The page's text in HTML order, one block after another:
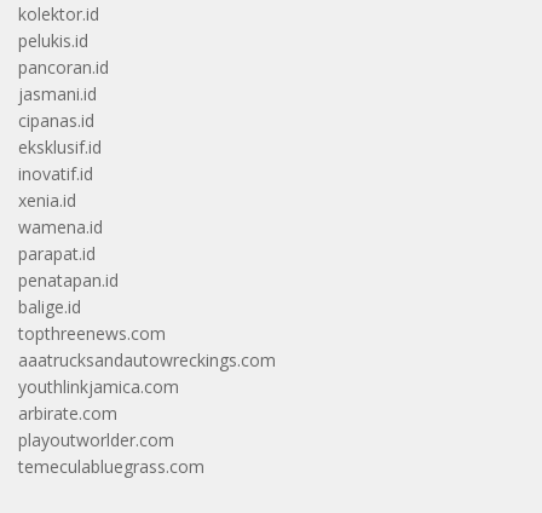
kolektor.id
pelukis.id
pancoran.id
jasmani.id
cipanas.id
eksklusif.id
inovatif.id
xenia.id
wamena.id
parapat.id
penatapan.id
balige.id
topthreenews.com
aaatrucksandautowreckings.com
youthlinkjamica.com
arbirate.com
playoutworlder.com
temeculabluegrass.com